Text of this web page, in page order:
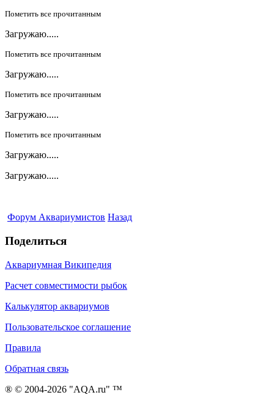
Пометить все прочитанным
Загружаю.....
Пометить все прочитанным
Загружаю.....
Пометить все прочитанным
Загружаю.....
Пометить все прочитанным
Загружаю.....
Загружаю.....
Форум Аквариумистов Назад
Поделиться
Аквариумная Википедия
Расчет совместимости рыбок
Калькулятор аквариумов
Пользовательское соглашение
Правила
Обратная связь
® © 2004-2026 "AQA.ru" ™